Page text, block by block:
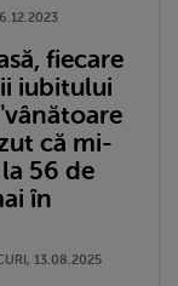
fiecare
iubitului
că mi-
56 de
în
13.08.2025